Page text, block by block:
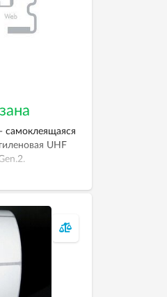
радиочастотной
из
метки
самоклеящаяся
UHF